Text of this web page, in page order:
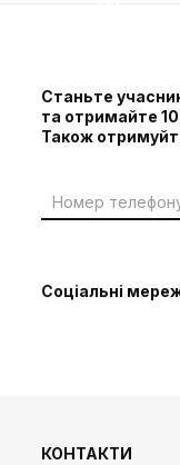
Станьте
та отримайте
Також
Соціальні
КОНТАКТИ